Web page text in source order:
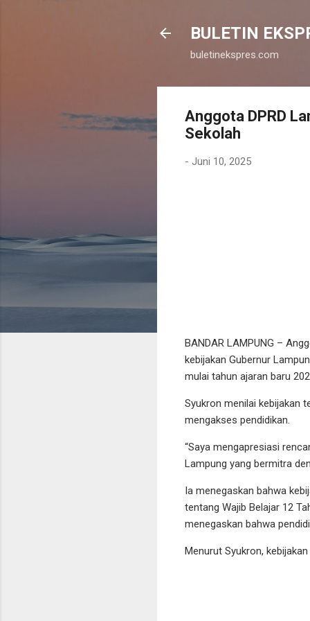
BULETIN
buletinekspres.com
Anggota DPRD
Sekolah
- Juni 10, 2025
BANDAR LAMPUNG –
kebijakan Gubernur
mulai tahun ajaran baru
Syukron menilai kebijakan
mengakses pendidikan.
“Saya mengapresiasi
Lampung yang bermitra
Ia menegaskan bahwa
tentang Wajib Belajar 12
menegaskan bahwa
Menurut Syukron,